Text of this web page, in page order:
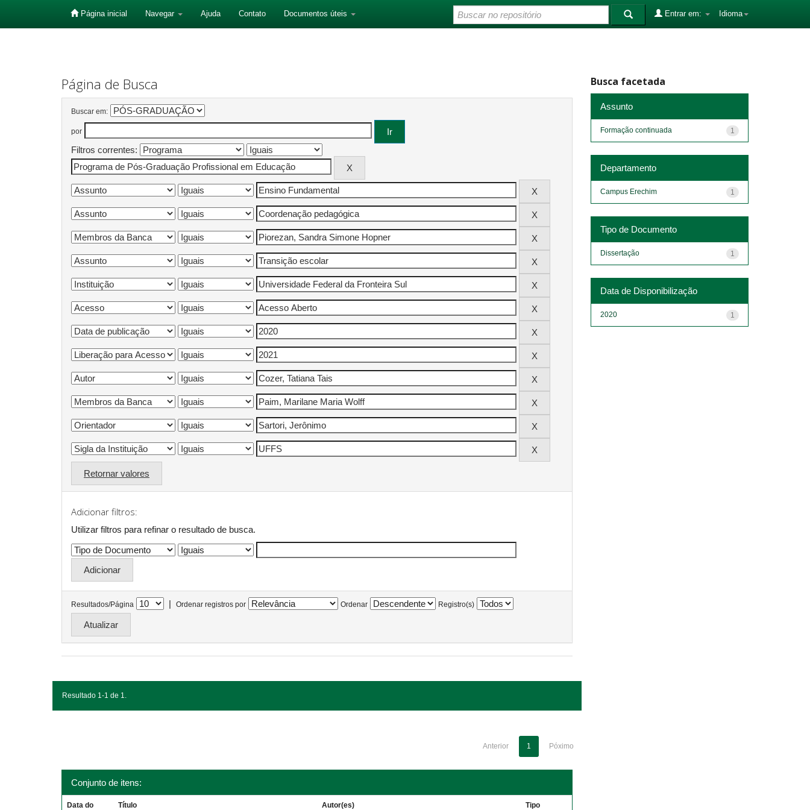
Página inicial Navegar Ajuda Contato Documentos úteis Idioma
Entrar em:
Página de Busca
Buscar em:
por
Filtros correntes:
Retornar valores
Adicionar filtros:
Utilizar filtros para refinar o resultado de busca.
Resultados/Página | Ordenar registros por Ordenar Registro(s)
Resultado 1-1 de 1.
Anterior 1 Póximo
Conjunto de itens:
Data do Título Autor(es) Tipo
Busca facetada
Assunto
1
Formação continuada
Departamento
1
Campus Erechim
Tipo de Documento
1
Dissertação
Data de Disponibilização
1
2020